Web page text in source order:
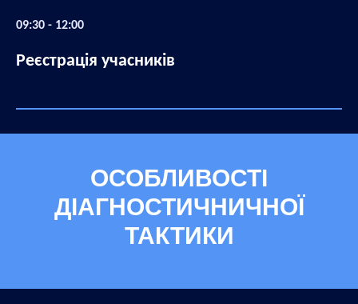
09:30 - 12:00
Реєстрація учасників
ОСОБЛИВОСТІ
ДІАГНОСТИЧНИЧНОЇ
ТАКТИКИ